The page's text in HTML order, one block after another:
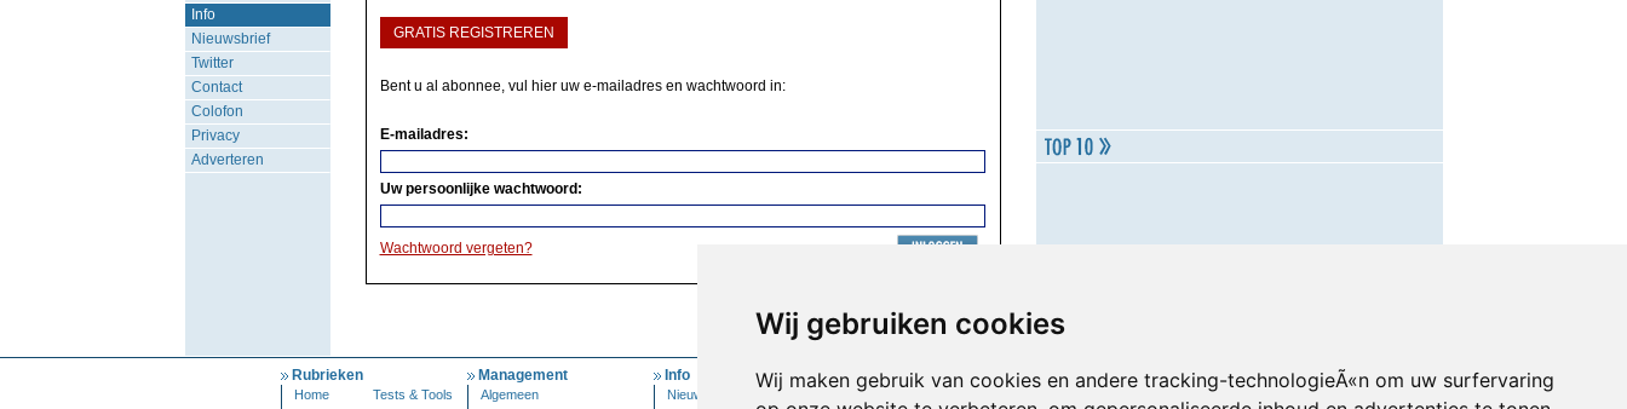
Wij gebruiken cookies
Wij maken gebruik van cookies en andere tracking-technologieÃ«n om uw surfervaring
Info
Nieuwsbrief
Twitter
Contact
Colofon
Privacy
Adverteren
GRATIS REGISTREREN
Bent u al abonnee, vul hier uw e-mailadres en wachtwoord in:
E-mailadres:
Uw persoonlijke wachtwoord:
Wachtwoord vergeten?
Rubrieken
Home
Tests & Tools
Management
Algemeen
Info
Nieuwsbrief
Mijn Account
Inloggen